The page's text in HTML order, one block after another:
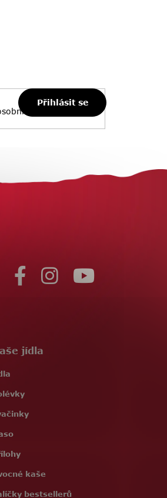
údajů
Přihlásit se
jídla
kaše
bestsellerů